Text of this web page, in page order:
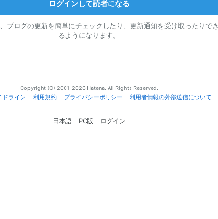
ログインして読者になる
ブログの更新を簡単にチェックしたり、更新通知を受け取ったりでき
るようになります。
Copyright (C) 2001-2026 Hatena. All Rights Reserved.
ドライン 利用規約 プライバシーポリシー 利用者情報の外部送信について
日本語 PC版 ログイン